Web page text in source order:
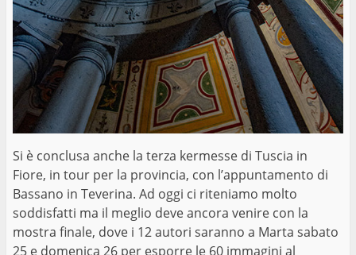
Si è conclusa anche la terza kermesse di Tuscia in
Fiore, in tour per la provincia, con l’appuntamento di
Bassano in Teverina. Ad oggi ci riteniamo molto
soddisfatti ma il meglio deve ancora venire con la
mostra finale, dove i 12 autori saranno a Marta sabato
25 e domenica 26 per esporre le 60 immagini al